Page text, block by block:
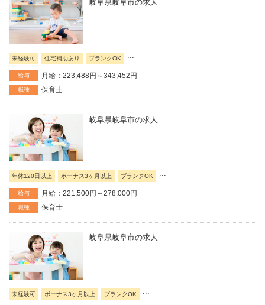
岐阜県岐阜市の求人
未経験可 住宅補助あり ブランクOK ...
給与 月給：223,488円～343,452円
職種 保育士
岐阜県岐阜市の求人
年休120日以上 ボーナス3ヶ月以上 ブランクOK ...
給与 月給：221,500円～278,000円
職種 保育士
岐阜県岐阜市の求人
未経験可 ボーナス3ヶ月以上 ブランクOK